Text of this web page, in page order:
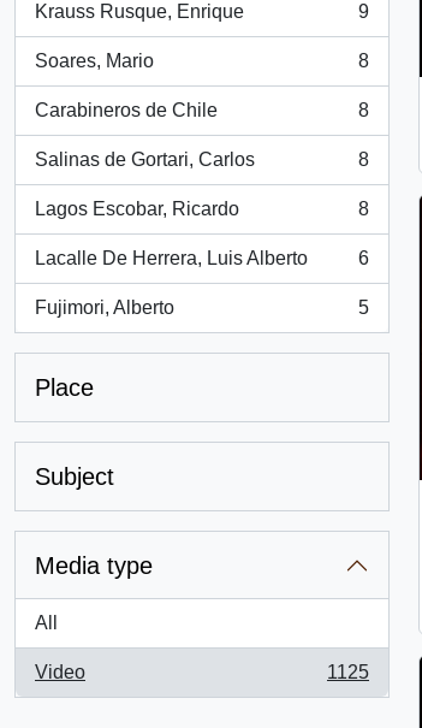
Krauss Rusque, Enrique
, 9 results
9
Soares, Mario
, 8 results
8
Carabineros de Chile
, 8 results
8
Salinas de Gortari, Carlos
, 8 results
8
Lagos Escobar, Ricardo
, 8 results
8
Lacalle De Herrera, Luis Alberto
, 6 results
6
Fujimori, Alberto
, 5 results
5
Place
Subject
Media type
All
Video
, 1125 results
1125